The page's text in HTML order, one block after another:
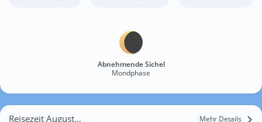
Abnehmende Sichel
Mondphase
Reisezeit August für Milford Haven Mehr Details